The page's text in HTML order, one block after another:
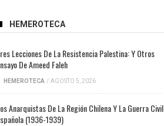
HEMEROTECA
Lecciones De La Resistencia Palestina: Y Otros
De Ameed Faleh
HEMEROTECA / AGOSTO 5, 2026
Anarquistas De La Región Chilena Y La Guerra Civil
(1936-1939)